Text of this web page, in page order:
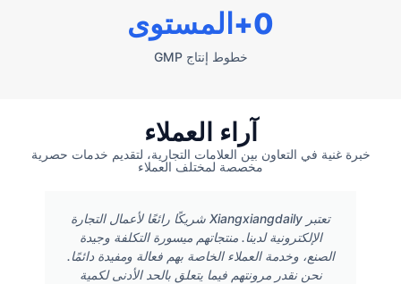
خطوط إنتاج GMP
0+المستوى
آراء العملاء
خبرة غنية في التعاون بين العلامات التجارية، لتقديم خدمات حصرية
مخصصة لمختلف العملاء
تعتبر Xiangxiangdaily شريكًا رائعًا لأعمال التجارة
الإلكترونية لدينا. منتجاتهم ميسورة التكلفة وجيدة
الصنع، وخدمة العملاء الخاصة بهم فعالة ومفيدة دائمًا.
نحن نقدر مرونتهم فيما يتعلق بالحد الأدنى لكمية